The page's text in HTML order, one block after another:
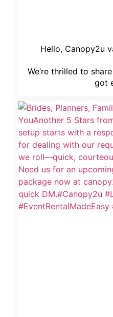
Hello, Canopy2u
We’re thrilled to
got